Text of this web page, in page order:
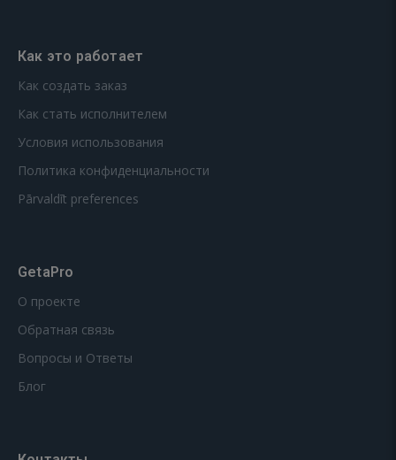
Как это работает
Как создать заказ
Как стать исполнителем
Условия использования
Политика конфиденциальности
Pārvaldīt preferences
GetaPro
О проекте
Обратная связь
Вопросы и Ответы
Блог